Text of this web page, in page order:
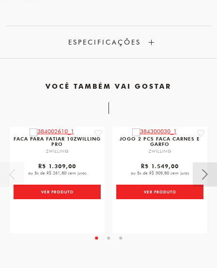
ESPECIFICAÇÕES
VOCÊ TAMBÉM VAI GOSTAR
favorite
FACA PARA FATIAR 10ZWILLING
PRO
ZWILLING
R$ 1.309,00
ou 5x de R$ 261,80 sem juros
VER PRODUTO
JOGO 2 PCS FACA CARNES E
GARFO
ZWILLING
R$ 1.549,00
ou 5x de R$ 309,80 sem juros
VER PRODUTO